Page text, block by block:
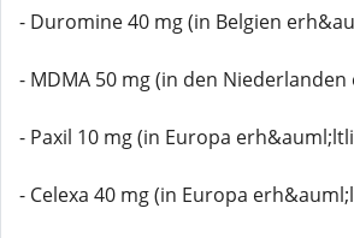
- Duromine 40 mg (in Belgien
- MDMA 50 mg (in den
- Paxil 10 mg (in Europa
- Celexa 40 mg (in Europa